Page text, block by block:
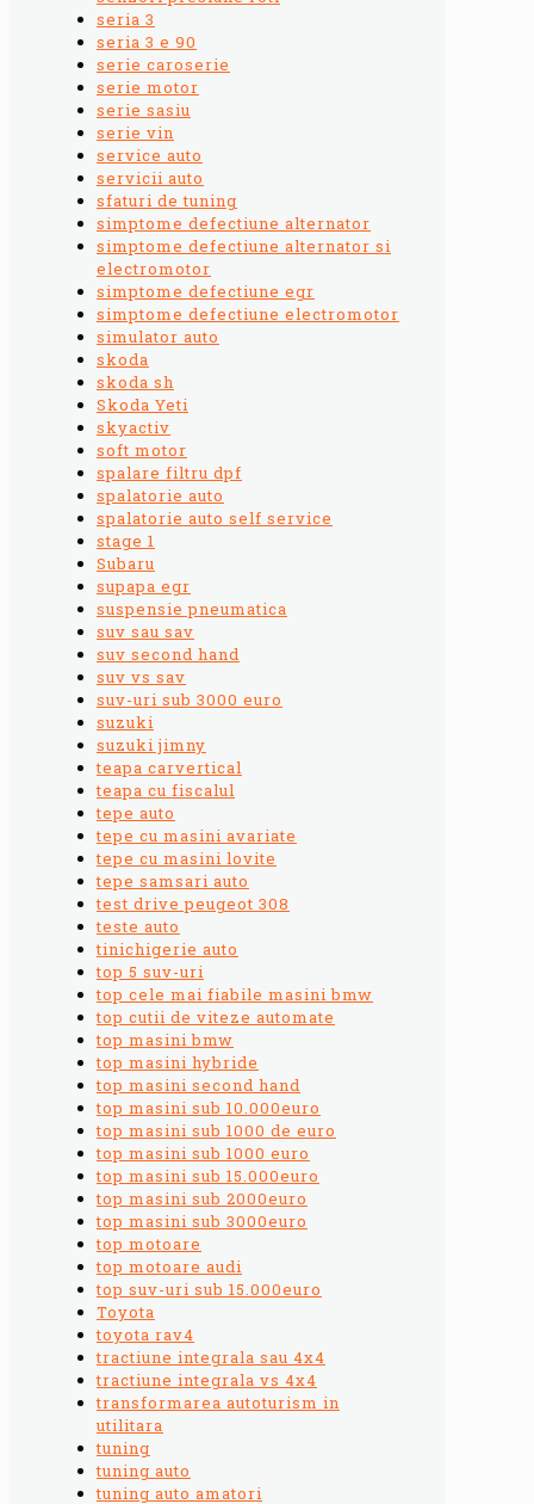
seria 3
seria 3 e 90
serie caroserie
serie motor
serie sasiu
serie vin
service auto
servicii auto
sfaturi de tuning
simptome defectiune alternator
simptome defectiune alternator si
electromotor
simptome defectiune egr
simptome defectiune electromotor
simulator auto
skoda
skoda sh
Skoda Yeti
skyactiv
soft motor
spalare filtru dpf
spalatorie auto
spalatorie auto self service
stage 1
Subaru
supapa egr
suspensie pneumatica
suv sau sav
suv second hand
suv vs sav
suv-uri sub 3000 euro
suzuki
suzuki jimny
teapa carvertical
teapa cu fiscalul
tepe auto
tepe cu masini avariate
tepe cu masini lovite
tepe samsari auto
test drive peugeot 308
teste auto
tinichigerie auto
top 5 suv-uri
top cele mai fiabile masini bmw
top cutii de viteze automate
top masini bmw
top masini hybride
top masini second hand
top masini sub 10.000euro
top masini sub 1000 de euro
top masini sub 1000 euro
top masini sub 15.000euro
top masini sub 2000euro
top masini sub 3000euro
top motoare
top motoare audi
top suv-uri sub 15.000euro
Toyota
toyota rav4
tractiune integrala sau 4x4
tractiune integrala vs 4x4
transformarea autoturism in
utilitara
tuning
tuning auto
tuning auto amatori